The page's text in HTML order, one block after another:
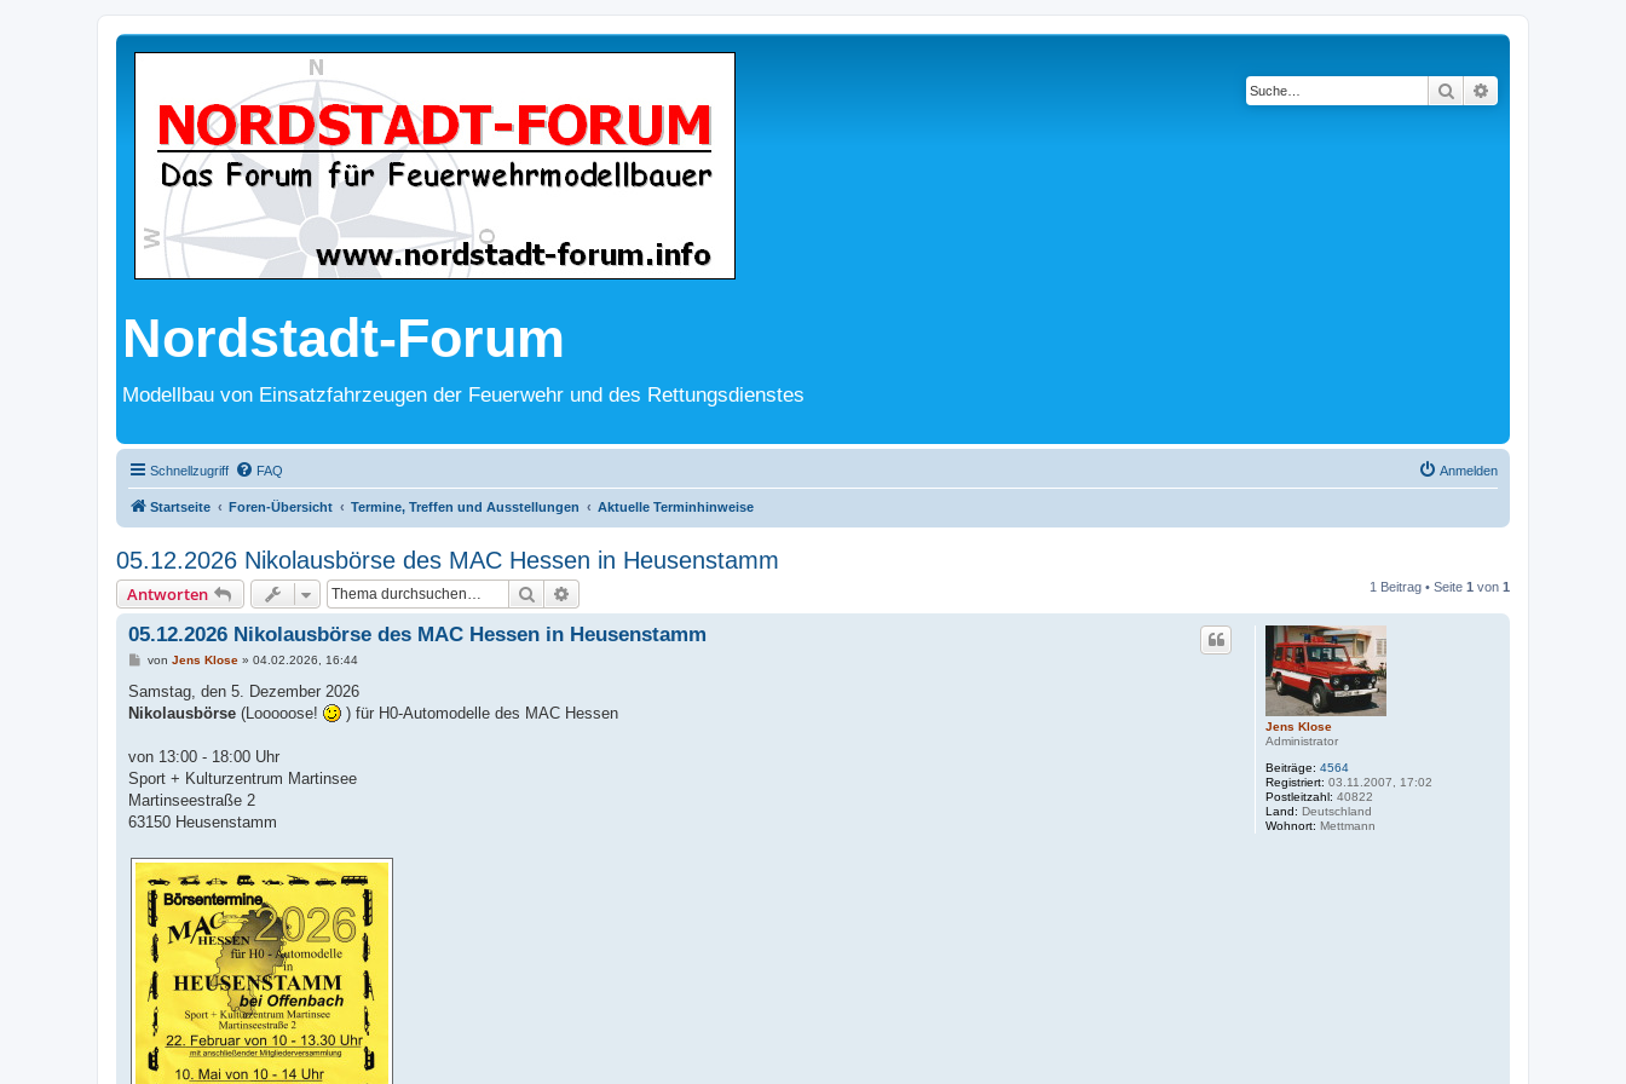
Nordstadt-Forum
Modellbau von Einsatzfahrzeugen der Feuerwehr und des Rettungsdienstes
Suche
Schnellzugriff FAQ Anmelden
Startseite Foren-Übersicht Termine, Treffen und Ausstellungen Aktuelle Terminhinweise
05.12.2026 Nikolausbörse des MAC Hessen in Heusenstamm
Antworten Suche 1 Beitrag • Seite 1 von 1
Jens Klose
Administrator
Beiträge: 4564
Registriert: 03.11.2007, 17:02
Postleitzahl: 40822
Land: Deutschland
Wohnort: Mettmann
05.12.2026 Nikolausbörse des MAC Hessen in Heusenstamm
B
i
r
von Jens Klose» 04.02.2026, 16:44
Samstag, den 5. Dezember 2026
Nikolausbörse (Looooose! ) für H0-Automodelle des MAC Hessen
von 13:00 - 18:00 Uhr
Sport + Kulturzentrum Martinsee
Martinseestraße 2
63150 Heusenstamm